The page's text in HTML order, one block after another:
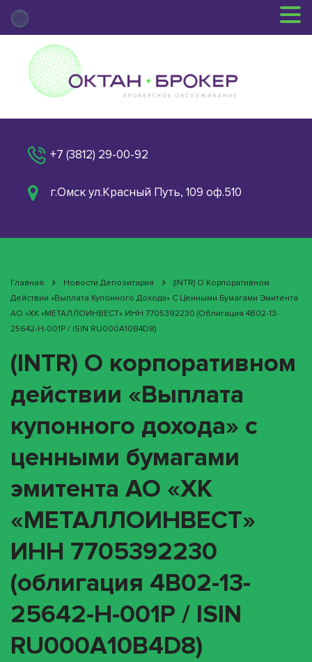
+7 (3812) 29-00-92
г.Омск ул.Красный Путь, 109 оф.510
Главная Новости Депозитария
(INTR) О Корпоративном
Действии «Выплата Купонного Дохода» С Ценными Бумагами Эмитента
АО «ХК «МЕТАЛЛОИНВЕСТ» ИНН 7705392230 (облигация 4B02-13-
25642-H-001P / ISIN RU000A10B4D8)
(INTR) О корпоративном
действии «Выплата
купонного дохода» с
ценными бумагами
эмитента АО «ХК
«МЕТАЛЛОИНВЕСТ»
ИНН 7705392230
(облигация 4B02-13-
25642-H-001P / ISIN
RU000A10B4D8)